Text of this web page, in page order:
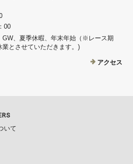
00
GW、夏季休暇、年末年始（※レース期
業とさせていただきます。)
アクセス
いて